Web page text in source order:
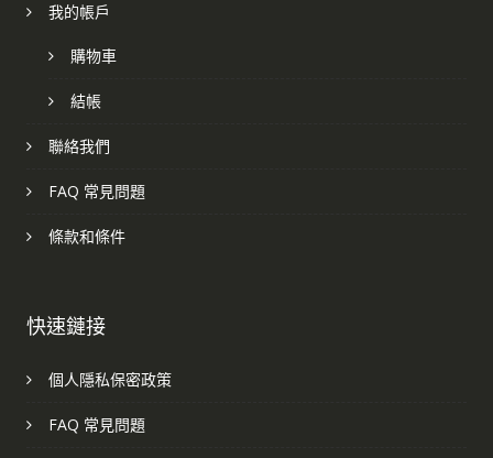
我的帳戶
購物車
結帳
聯絡我們
FAQ 常見問題
條款和條件
快速鏈接
個人隱私保密政策
FAQ 常見問題